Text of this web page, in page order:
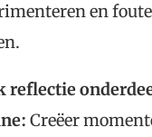
en
reflectie
Creëer